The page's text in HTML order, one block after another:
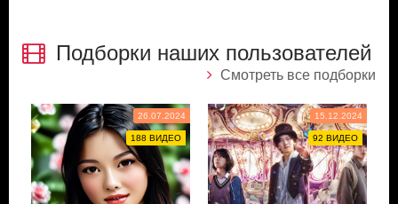
Подборки наших пользователей
Смотреть все подборки
26.07.2024
188 ВИДЕО
15.12.2024
92 ВИДЕО